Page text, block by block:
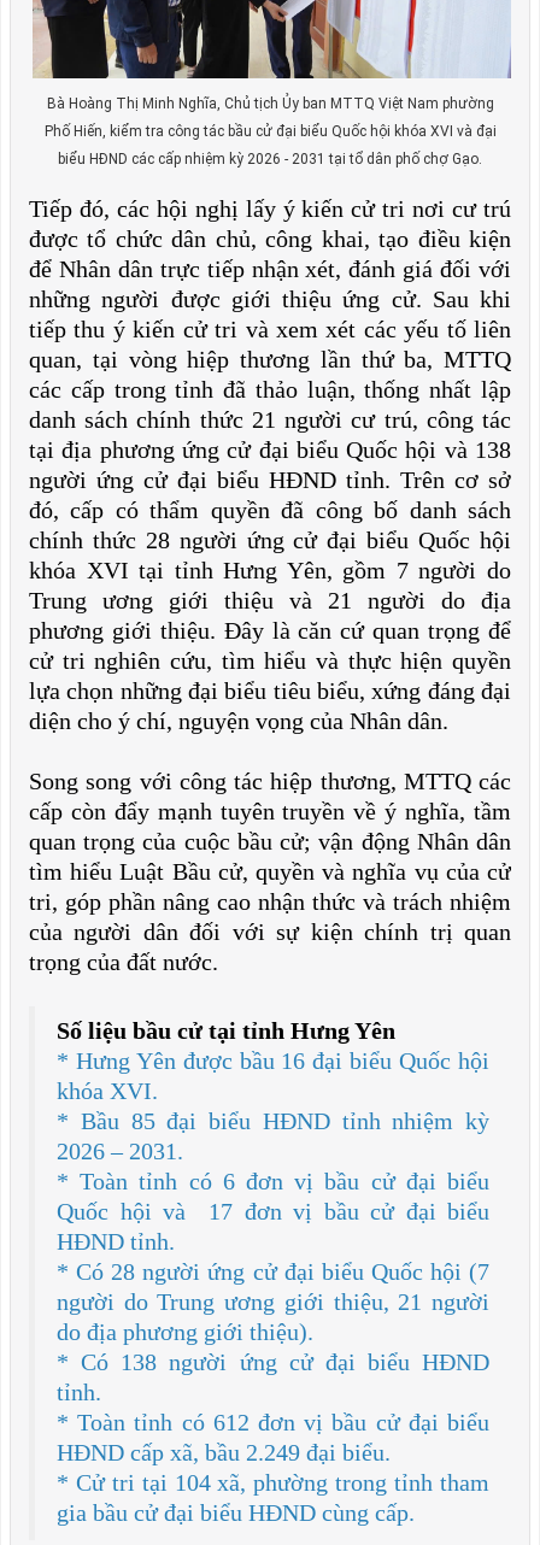
Bà Hoàng Thị Minh Nghĩa, Chủ tịch Ủy ban MTTQ Việt Nam phường
Phố Hiến, kiểm tra công tác bầu cử đại biểu Quốc hội khóa XVI và đại
biểu HĐND các cấp nhiệm kỳ 2026 - 2031 tại tổ dân phố chợ Gạo.
Tiếp đó, các hội nghị lấy ý kiến cử tri nơi cư trú
được tổ chức dân chủ, công khai, tạo điều kiện
để Nhân dân trực tiếp nhận xét, đánh giá đối với
những người được giới thiệu ứng cử. Sau khi
tiếp thu ý kiến cử tri và xem xét các yếu tố liên
quan, tại vòng hiệp thương lần thứ ba, MTTQ
các cấp trong tỉnh đã thảo luận, thống nhất lập
danh sách chính thức 21 người cư trú, công tác
tại địa phương ứng cử đại biểu Quốc hội và 138
người ứng cử đại biểu HĐND tỉnh. Trên cơ sở
đó, cấp có thẩm quyền đã công bố danh sách
chính thức 28 người ứng cử đại biểu Quốc hội
khóa XVI tại tỉnh Hưng Yên, gồm 7 người do
Trung ương giới thiệu và 21 người do địa
phương giới thiệu. Đây là căn cứ quan trọng để
cử tri nghiên cứu, tìm hiểu và thực hiện quyền
lựa chọn những đại biểu tiêu biểu, xứng đáng đại
diện cho ý chí, nguyện vọng của Nhân dân.
Song song với công tác hiệp thương, MTTQ các
cấp còn đẩy mạnh tuyên truyền về ý nghĩa, tầm
quan trọng của cuộc bầu cử; vận động Nhân dân
tìm hiểu Luật Bầu cử, quyền và nghĩa vụ của cử
tri, góp phần nâng cao nhận thức và trách nhiệm
của người dân đối với sự kiện chính trị quan
trọng của đất nước.
Số liệu bầu cử tại tỉnh Hưng Yên
* Hưng Yên được bầu 16 đại biểu Quốc hội
khóa XVI.
* Bầu 85 đại biểu HĐND tỉnh nhiệm kỳ
2026 – 2031.
* Toàn tỉnh có 6 đơn vị bầu cử đại biểu
Quốc hội và 17 đơn vị bầu cử đại biểu
HĐND tỉnh.
* Có 28 người ứng cử đại biểu Quốc hội (7
người do Trung ương giới thiệu, 21 người
do địa phương giới thiệu).
* Có 138 người ứng cử đại biểu HĐND
tỉnh.
* Toàn tỉnh có 612 đơn vị bầu cử đại biểu
HĐND cấp xã, bầu 2.249 đại biểu.
* Cử tri tại 104 xã, phường trong tỉnh tham
gia bầu cử đại biểu HĐND cùng cấp.